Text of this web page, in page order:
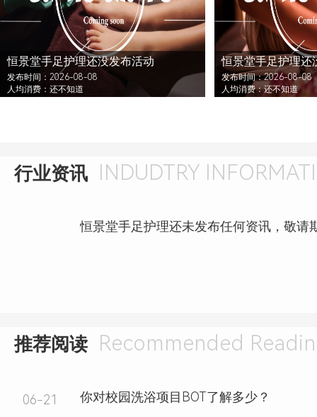
恒景堂手足护理还没发布活动
发布时间：2026-08-08
人均消费：还不知道
恒景堂手足护理还
发布时间：2026-08-08
人均消费：还不知道
行业资讯 INDUDTRY
恒景堂手足护理还未发布任何资讯，敬请
推荐阅读 Recommended
06-21 你对校园洗浴项目BOT了解多少？